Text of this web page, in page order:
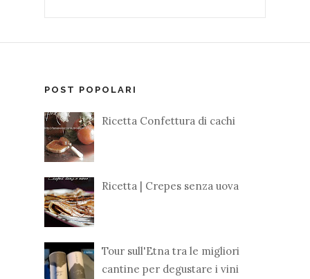
POST POPOLARI
Ricetta Confettura di cachi
Ricetta | Crepes senza uova
Tour sull'Etna tra le migliori
cantine per degustare i vini